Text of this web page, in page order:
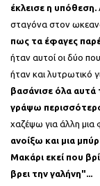
έκλεισε η υπόθεση.
σταγόνα στον
πως τα έφαγες
ήταν αυτοί οι δύο
ήταν και λυτρωτικό
βασάνισε όλα αυτά
γράψω περισσότερο
χαζέψω για άλλη μια
ανοίξω και μια
Μακάρι εκεί που
βρει την γαλήνη"...